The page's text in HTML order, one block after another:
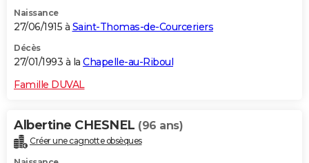
Naissance
27/06/1915 à Saint-Thomas-de-Courceriers
Décès
27/01/1993 à la Chapelle-au-Riboul
Famille DUVAL
Albertine CHESNEL (96 ans)
Créer une cagnotte obsèques